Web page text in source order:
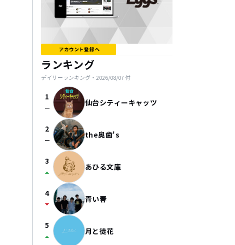
ランキング
デイリーランキング・ 2026/08/07付
1
check_indeterminate_small 仙台シティーキャッツ
2
check_indeterminate_small the奥歯's
3
arrow_drop_up あひる文庫
4
arrow_drop_down 青い春
5
arrow_drop_up 月と徒花